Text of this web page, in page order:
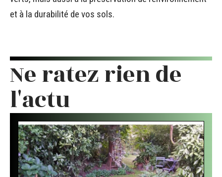
et à la durabilité de vos sols.
Ne ratez rien de
l'actu